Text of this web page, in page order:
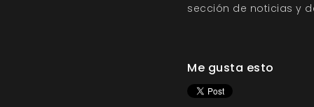
sección de noticias y
Me gusta esto